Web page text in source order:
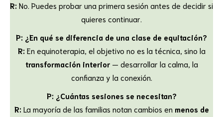
R: No. Puedes probar una primera sesión antes de decidir si
quieres continuar.
P: ¿En qué se diferencia de una clase de equitación?
R: En equinoterapia, el objetivo no es la técnica, sino la
transformación interior— desarrollar la calma, la
confianza y la conexión.
P: ¿Cuántas sesiones se necesitan?
R: La mayoría de las familias notan cambios en menos de